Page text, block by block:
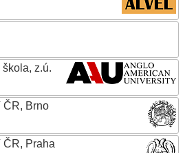
z.ú.
ČR, Brno
ČR, Praha